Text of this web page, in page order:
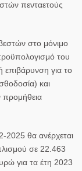
πενταετούς
στο μόνιμο
του
επιβάρυνση για το
και
προμήθεια
2025 θα ανέρχεται
σε 22.463
για τα έτη 2023